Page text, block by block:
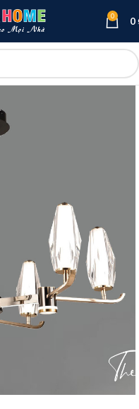
0 0